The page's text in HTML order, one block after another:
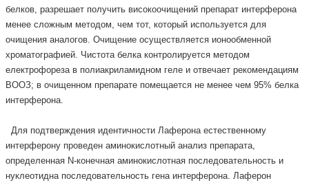
белков, разрешает получить високоочищений препарат интерферона
менее сложным методом, чем тот, который используется для
очищения аналогов. Очищение осуществляется ионообменной
хроматографией. Чистота белка контролируется методом
електрофореза в полиакриламидном геле и отвечает рекомендациям
ВООЗ; в очищенном препарате помещается не менее чем 95% белка
интерферона.
Для подтверждения идентичности Лаферона естественному
интерферону проведен аминокислотный анализ препарата,
определенная N-конечная аминокислотная последовательность и
нуклеотидна последовательность гена интерферона. Лаферон